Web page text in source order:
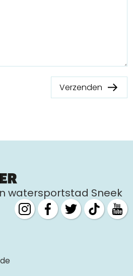
Sneek
Verzenden
watersportstad Sneek